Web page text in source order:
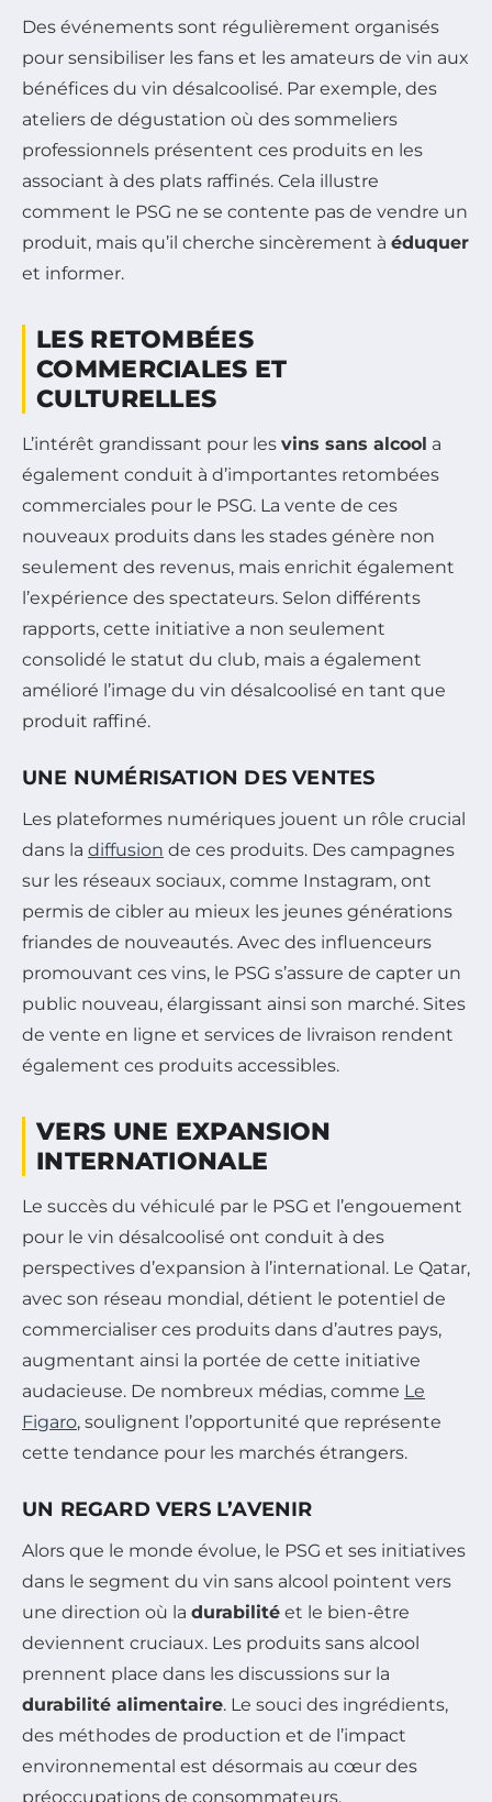
Des événements sont régulièrement organisés
pour sensibiliser les fans et les amateurs de vin aux
bénéfices du vin désalcoolisé. Par exemple, des
ateliers de dégustation où des sommeliers
professionnels présentent ces produits en les
associant à des plats raffinés. Cela illustre
comment le PSG ne se contente pas de vendre un
produit, mais qu’il cherche sincèrement à éduquer
et informer.
LES RETOMBÉES
COMMERCIALES ET
CULTURELLES
L’intérêt grandissant pour les vins sans alcool a
également conduit à d’importantes retombées
commerciales pour le PSG. La vente de ces
nouveaux produits dans les stades génère non
seulement des revenus, mais enrichit également
l’expérience des spectateurs. Selon différents
rapports, cette initiative a non seulement
consolidé le statut du club, mais a également
amélioré l’image du vin désalcoolisé en tant que
produit raffiné.
UNE NUMÉRISATION DES VENTES
Les plateformes numériques jouent un rôle crucial
dans la diffusion de ces produits. Des campagnes
sur les réseaux sociaux, comme Instagram, ont
permis de cibler au mieux les jeunes générations
friandes de nouveautés. Avec des influenceurs
promouvant ces vins, le PSG s’assure de capter un
public nouveau, élargissant ainsi son marché. Sites
de vente en ligne et services de livraison rendent
également ces produits accessibles.
VERS UNE EXPANSION
INTERNATIONALE
Le succès du véhiculé par le PSG et l’engouement
pour le vin désalcoolisé ont conduit à des
perspectives d’expansion à l’international. Le Qatar,
avec son réseau mondial, détient le potentiel de
commercialiser ces produits dans d’autres pays,
augmentant ainsi la portée de cette initiative
audacieuse. De nombreux médias, comme Le
Figaro, soulignent l’opportunité que représente
cette tendance pour les marchés étrangers.
UN REGARD VERS L’AVENIR
Alors que le monde évolue, le PSG et ses initiatives
dans le segment du vin sans alcool pointent vers
une direction où la durabilité et le bien-être
deviennent cruciaux. Les produits sans alcool
prennent place dans les discussions sur la
durabilité alimentaire. Le souci des ingrédients,
des méthodes de production et de l’impact
environnemental est désormais au cœur des
préoccupations de consommateurs.